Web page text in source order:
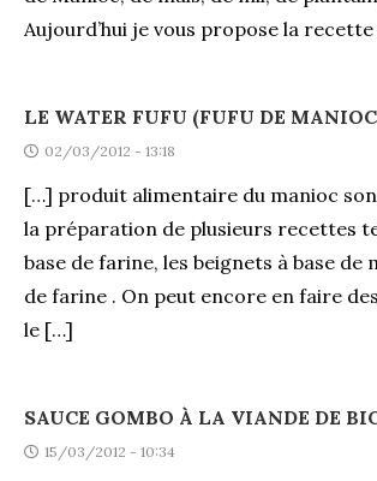
Aujourd’hui je vous propose la
LE WATER FUFU (FUFU DE
02/03/2012 - 13:18
[…] produit alimentaire du manioc
la préparation de plusieurs recettes
base de farine, les beignets à base de
de farine . On peut encore en faire
le […]
SAUCE GOMBO À LA VIANDE DE
15/03/2012 - 10:34